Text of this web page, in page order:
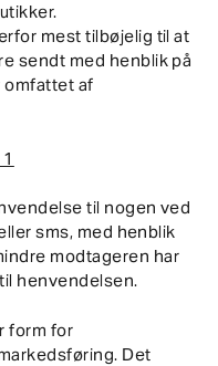
mest tilbøjelig til at
sendt med henblik på
omfattet af
til nogen ved
sms, med henblik
modtageren har
henvendelsen.
form for
Det